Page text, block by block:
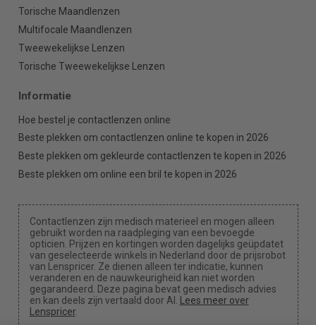
Torische Maandlenzen
Multifocale Maandlenzen
Tweewekelijkse Lenzen
Torische Tweewekelijkse Lenzen
Informatie
Hoe bestel je contactlenzen online
Beste plekken om contactlenzen online te kopen in 2026
Beste plekken om gekleurde contactlenzen te kopen in 2026
Beste plekken om online een bril te kopen in 2026
Contactlenzen zijn medisch materieel en mogen alleen
gebruikt worden na raadpleging van een bevoegde
opticien. Prijzen en kortingen worden dagelijks geüpdatet
van geselecteerde winkels in Nederland door de prijsrobot
van Lenspricer. Ze dienen alleen ter indicatie, kunnen
veranderen en de nauwkeurigheid kan niet worden
gegarandeerd. Deze pagina bevat geen medisch advies
en kan deels zijn vertaald door AI.
Lees meer over
Lenspricer.